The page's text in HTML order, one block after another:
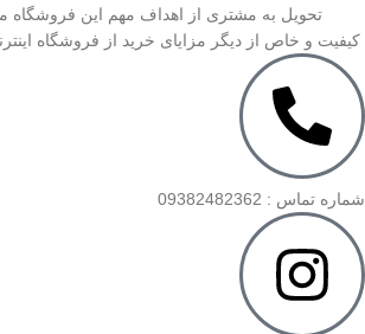
تحویل به مشتری از اهداف مهم این فروشگاه
کیفیت و خاص از دیگر مزایای خرید از فروشگاه
شماره تماس : 09382482362